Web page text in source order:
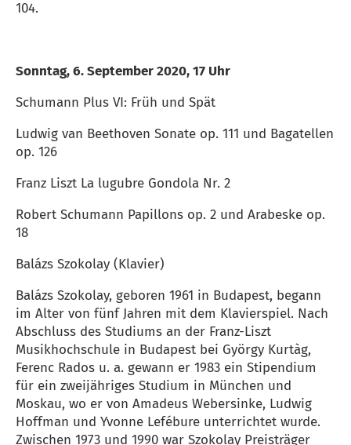
104.
Sonntag, 6. September 2020, 17 Uhr
Schumann Plus VI: Früh und Spät
Ludwig van Beethoven Sonate op. 111 und Bagatellen
op. 126
Franz Liszt La lugubre Gondola Nr. 2
Robert Schumann Papillons op. 2 und Arabeske op.
18
Balázs Szokolay (Klavier)
Balázs Szokolay, geboren 1961 in Budapest, begann
im Alter von fünf Jahren mit dem Klavierspiel. Nach
Abschluss des Studiums an der Franz-Liszt
Musikhochschule in Budapest bei György Kurtàg,
Ferenc Rados u. a. gewann er 1983 ein Stipendium
für ein zweijähriges Studium in München und
Moskau, wo er von Amadeus Webersinke, Ludwig
Hoffman und Yvonne Lefébure unterrichtet wurde.
Zwischen 1973 und 1990 war Szokolay Preisträger